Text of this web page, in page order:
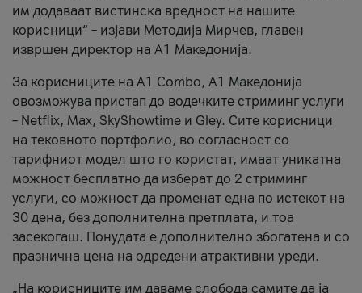
им додаваат вистинска вредност на нашите
корисници“ – изјави Методија Мирчев, главен
извршен директор на А1 Македонија.
За корисниците на A1 Combo, А1 Македонија
овозможува пристап до водечките стриминг услуги
– Netflix, Max, SkyShowtime и Gley. Сите корисници
на тековното портфолио, во согласност со
тарифниот модел што го користат, имаат уникатна
можност бесплатно да изберат до 2 стриминг
услуги, со можност да променат една по истекот на
30 дена, без дополнителна претплата, и тоа
засекогаш. Понудата е дополнително збогатена и со
празнична цена на одредени атрактивни уреди.
„На корисниците им даваме слобода самите да ја